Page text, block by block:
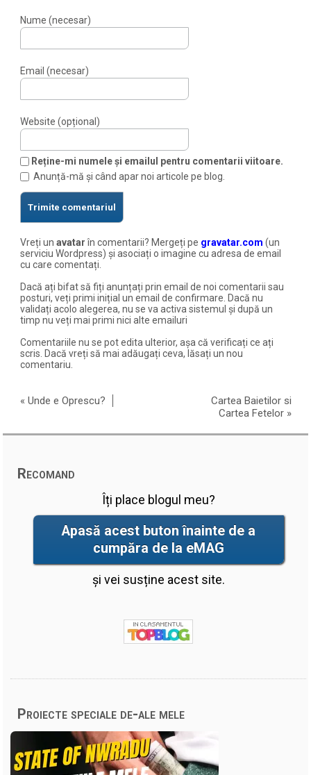
Nume (necesar)
Email (necesar)
Website (opțional)
Reține-mi numele și emailul pentru comentarii viitoare.
Anunță-mă și când apar noi articole pe blog.
Vreți unavatarîn comentarii? Mergeți pe gravatar.com (un
serviciu Wordpress) și asociați o imagine cu adresa de email
cu care comentați.
Dacă ați bifat să fiți anunțați prin email de noi comentarii sau
posturi, veți primi inițial un email de confirmare. Dacă nu
validați acolo alegerea, nu se va activa sistemul și după un
timp nu veți mai primi nici alte emailuri
Comentariile nu se pot edita ulterior, așa că verificați ce ați
scris. Dacă vreți să mai adăugați ceva, lăsați un nou
comentariu.
«Unde e Oprescu?
Cartea Baietilor si
Cartea Fetelor »
Recomand
Îți place blogul meu?
Apasă acest buton înainte de a
cumpăra de la eMAG
și vei susține acest site.
Proiecte speciale de-ale mele